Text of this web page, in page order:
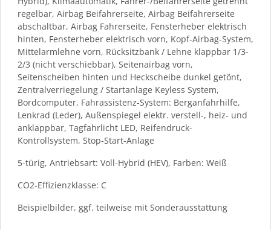
regelbar, Airbag Beifahrerseite, Airbag Beifahrerseite
abschaltbar, Airbag Fahrerseite, Fensterheber elektrisch
hinten, Fensterheber elektrisch vorn, Kopf-Airbag-System,
Mittelarmlehne vorn, Rücksitzbank / Lehne klappbar 1/3-
2/3 (nicht verschiebbar), Seitenairbag vorn,
Seitenscheiben hinten und Heckscheibe dunkel getönt,
Zentralverriegelung / Startanlage Keyless System,
Bordcomputer, Fahrassistenz-System: Berganfahrhilfe,
Lenkrad (Leder), Außenspiegel elektr. verstell-, heiz- und
anklappbar, Tagfahrlicht LED, Reifendruck-
Kontrollsystem, Stop-Start-Anlage
5-türig, Antriebsart: Voll-Hybrid (HEV), Farben: Weiß
CO2-Effizienzklasse: C
Beispielbilder, ggf. teilweise mit Sonderausstattung